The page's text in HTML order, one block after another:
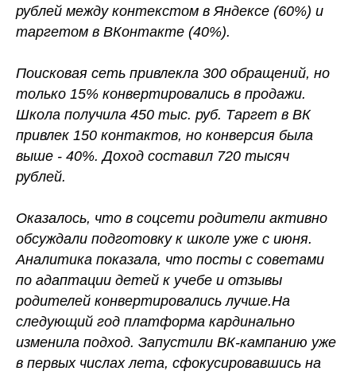
рублей между контекстом в Яндексе (60%) и
таргетом в ВКонтакте (40%).
Поисковая сеть привлекла 300 обращений, но
только 15% конвертировались в продажи.
Школа получила 450 тыс. руб. Таргет в ВК
привлек 150 контактов, но конверсия была
выше - 40%. Доход составил 720 тысяч
рублей.
Оказалось, что в соцсети родители активно
обсуждали подготовку к школе уже с июня.
Аналитика показала, что посты с советами
по адаптации детей к учебе и отзывы
родителей конвертировались лучше.На
следующий год платформа кардинально
изменила подход. Запустили ВК-кампанию уже
в первых числах лета, сфокусировавшись на